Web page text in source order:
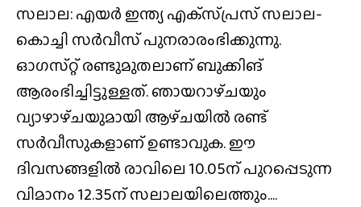
സലാല: എയർ ഇന്ത്യ എക്‌സ്‌പ്രസ്‌ സലാല-
കൊച്ചി സർവീസ് പുനരാരംഭിക്കുന്നു.
ഓഗസ്‌റ്റ് രണ്ടുമുതലാണ് ബുക്കിങ്
ആരംഭിച്ചിട്ടുള്ളത്. ഞായറാഴ്‌ചയും
വ്യാഴാഴ്‌ചയുമായി ആഴ്‌ചയിൽ രണ്ട്
സർവീസുകളാണ് ഉണ്ടാവുക. ഈ
ദിവസങ്ങളിൽ രാവിലെ 10.05ന് പുറപ്പെടുന്ന
വിമാനം 12.35ന് സലാലയിലെത്തും....